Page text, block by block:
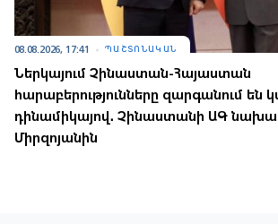
08.08.2026, 17:41 ՊԱՇՏՈՆԱԿԱՆ
Ներկայում Չինաստան-Հայաստան
հարաբերությունները զարգանում են
դինամիկայով․ Չինաստանի ԱԳ
Միրզոյանին